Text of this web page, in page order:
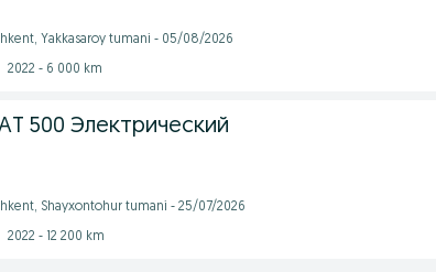
Yakkasaroy tumani - 05/08/2026
2022 - 6 000 km
500 Электрический
Shayxontohur tumani - 25/07/2026
2022 - 12 200 km